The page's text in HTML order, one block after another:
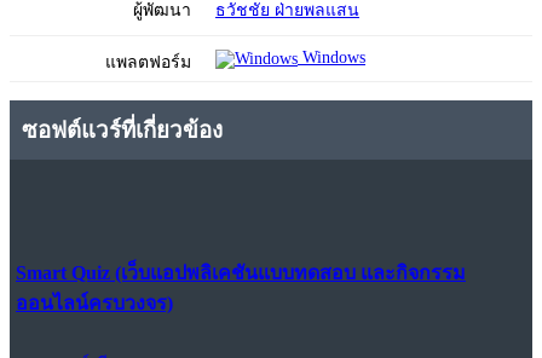
ผู้พัฒนา ธวัชชัย ฝ่ายพลแสน
แพลตฟอร์ม Windows
ซอฟต์แวร์ที่เกี่ยวข้อง
Smart Quiz (เว็บแอปพลิเคชันแบบทดสอบ และกิจกรรม
ออนไลน์ครบวงจร)